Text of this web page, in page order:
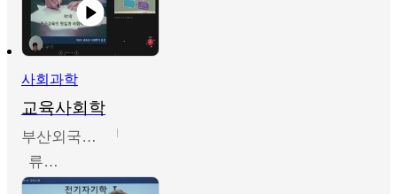
사회과학
교육사회학
부산외국어대학교
류영철